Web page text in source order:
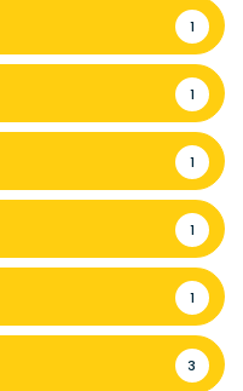
1
1
1
1
1
3